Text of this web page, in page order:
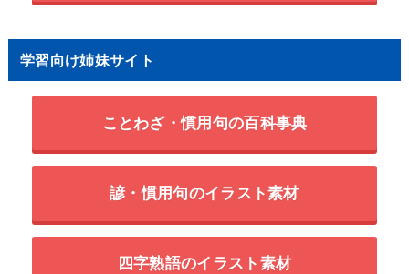
学習向け姉妹サイト
ことわざ・慣用句の百科事典
諺・慣用句のイラスト素材
四字熟語のイラスト素材